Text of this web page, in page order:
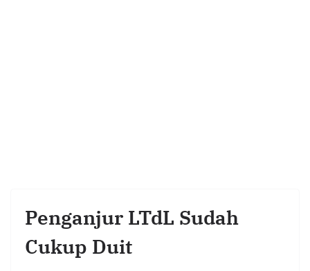
Penganjur LTdL Sudah
Cukup Duit